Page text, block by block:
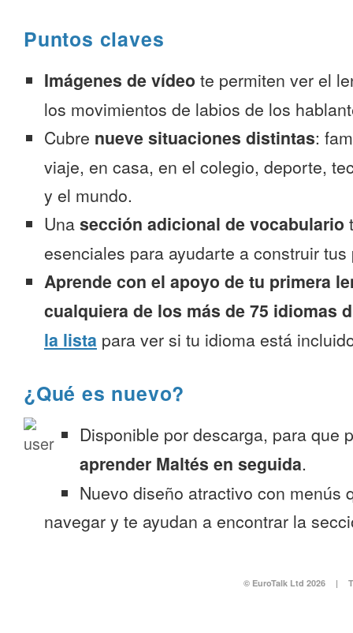
Puntos claves
Imágenes de vídeo te permiten ver el
los movimientos de labios de los
Cubre nueve situaciones distintas:
viaje, en casa, en el colegio, deporte,
y el mundo.
Una sección adicional de vocabulario
esenciales para ayudarte a construir
Aprende con el apoyo de tu primera
cualquiera de los más de 75 idiomas
la lista para ver si tu idioma está
¿Qué es nuevo?
Disponible por descarga, para que
aprender Maltés en seguida.
Nuevo diseño atractivo con menús
navegar y te ayudan a encontrar la
© EuroTalk Ltd 2026 |